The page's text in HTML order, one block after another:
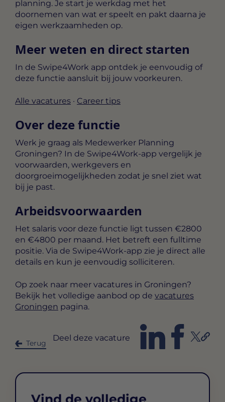
planning. Je start je werkdag met het
doornemen van wat er speelt en pakt daarna je
eigen werkzaamheden op.
Meer weten en direct starten
In de Swipe4Work app ontdek je eenvoudig of
deze functie aansluit bij jouw voorkeuren.
Alle vacatures · Career tips
Over deze functie
Werk je graag als Medewerker Planning
Groningen? In de Swipe4Work-app vergelijk je
voorwaarden, werkgevers en
doorgroeimogelijkheden zodat je snel ziet wat
bij je past.
Arbeidsvoorwaarden
Het salaris voor deze functie ligt tussen €2800
en €4800 per maand . Het betreft een fulltime
positie. Via de Swipe4Work-app zie je direct alle
details en kun je eenvoudig solliciteren.
Op zoek naar meer vacatures in Groningen?
Bekijk het volledige aanbod op de vacatures
Groningen pagina.
Terug
Deel deze vacature